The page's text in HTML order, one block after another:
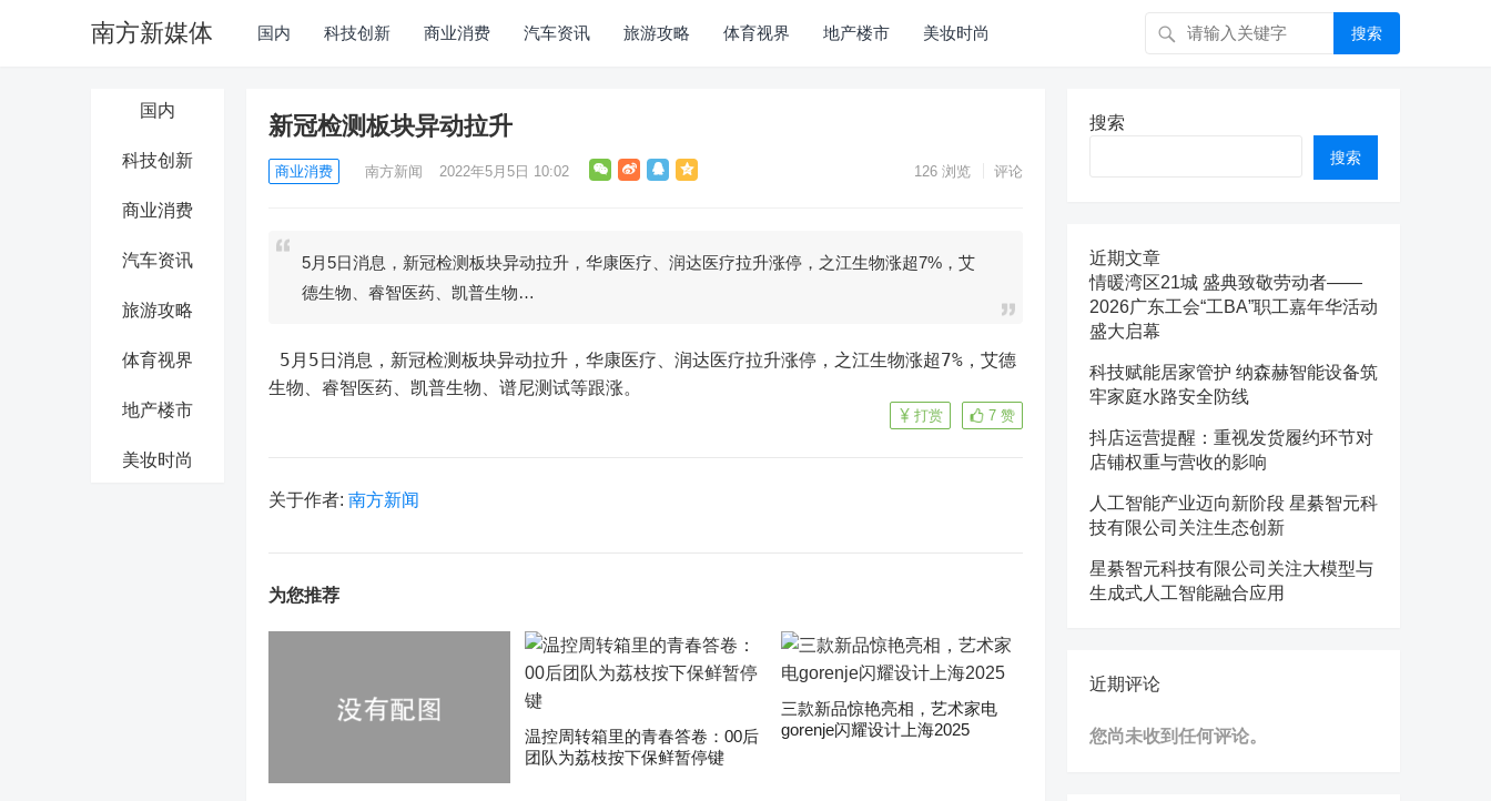
南方新媒体 国内 科技创新 商业消费 汽车资讯 旅游攻略 体育视界 地产楼市 美妆时尚 搜索
国内
科技创新
商业消费
汽车资讯
旅游攻略
体育视界
地产楼市
美妆时尚
新冠检测板块异动拉升
商业消费 南方新闻 2022年5月5日 10:02 126 浏览 评论
5月5日消息，新冠检测板块异动拉升，华康医疗、润达医疗拉升涨停，之江生物涨超7%，艾
德生物、睿智医药、凯普生物…
生物、睿智医药、凯普生物、谱尼测试等跟涨。
7 赞
打赏
关于作者: 南方新闻
为您推荐
温控周转箱里的青春答卷：00后
团队为荔枝按下保鲜暂停键
三款新品惊艳亮相，艺术家电
gorenje闪耀设计上海2025
搜索
搜索
近期文章
情暖湾区21城 盛典致敬劳动者——
2026广东工会“工BA”职工嘉年华活动
盛大启幕
科技赋能居家管护 纳森赫智能设备筑
牢家庭水路安全防线
抖店运营提醒：重视发货履约环节对
店铺权重与营收的影响
人工智能产业迈向新阶段 星綦智元科
技有限公司关注生态创新
星綦智元科技有限公司关注大模型与
生成式人工智能融合应用
近期评论
您尚未收到任何评论。